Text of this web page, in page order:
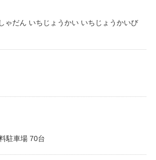
ゃだん いちじょうかい いちじょうかいび
駐車場 70台